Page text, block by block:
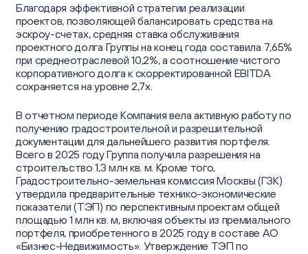
Благодаря эффективной стратегии реализации
проектов, позволяющей балансировать средства на
эскроу-счетах, средняя ставка обслуживания
проектного долга Группы на конец года составила 7,65%
при среднеотраслевой 10,2%, а соотношение чистого
корпоративного долга к скорректированной EBITDA
сохраняется на уровне 2,7х.
В отчетном периоде Компания вела активную работу по
получению градостроительной и разрешительной
документации для дальнейшего развития портфеля.
Всего в 2025 году Группа получила разрешения на
строительство 1,3 млн кв. м. Кроме того,
Градостроительно-земельная комиссия Москвы (ГЗК)
утвердила предварительные технико-экономические
показатели (ТЭП) по перспективным проектам общей
площадью 1 млн кв. м, включая объекты из премиального
портфеля, приобретенного в 2025 году в составе АО
«Бизнес-Недвижимость». Утверждение ТЭП по